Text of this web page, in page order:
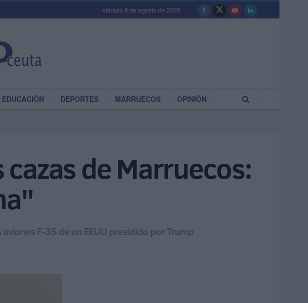
sábado 8 de agosto de 2026
EDUCACIÓN DEPORTES MARRUECOS OPINIÓN
de Marruecos:
F-35 de un EEUU presidido por Trump